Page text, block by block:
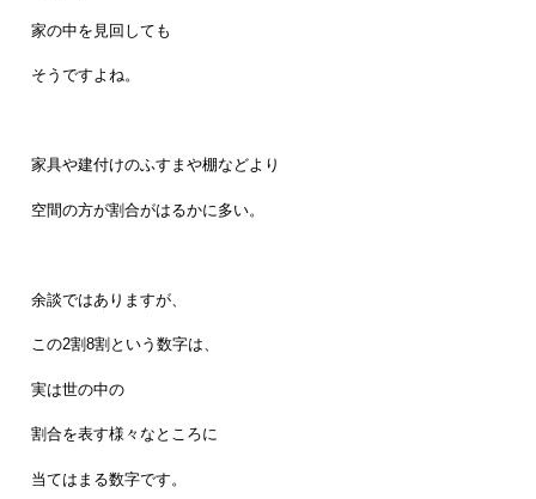
家の中を見回しても
そうですよね。
家具や建付けのふすまや棚などより
空間の方が割合がはるかに多い。
余談ではありますが、
この2割8割という数字は、
実は世の中の
割合を表す様々なところに
当てはまる数字です。